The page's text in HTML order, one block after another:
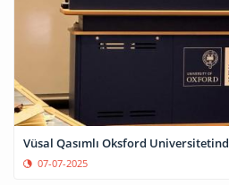
Vüsal Qasımlı Oksford
07-07-2025